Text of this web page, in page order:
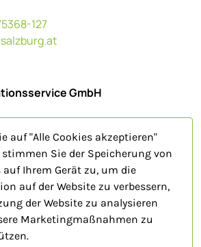
127
GmbH
für Tourismus
auf "Alle Cookies akzeptieren"
Sie der Speicherung von
auf Ihrem Gerät zu, um die
auf der Website zu verbessern,
der Website zu analysieren
Marketingmaßnahmen zu